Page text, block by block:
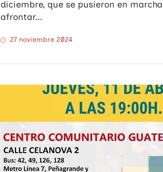
diciembre, que se pusieron en
afrontar...
27 noviembre 2024